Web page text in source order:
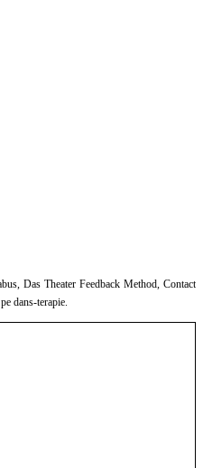
Das Theater Feedback Method, Contact
pe dans-terapie.